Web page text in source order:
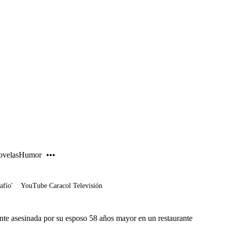
Humor
YouTube Caracol Televisión
asesinada por su esposo 58 años mayor en un restaurante